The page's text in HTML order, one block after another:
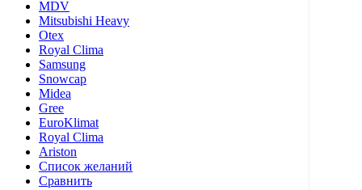
MDV
Mitsubishi Heavy
Otex
Royal Clima
Samsung
Snowcap
Midea
Gree
EuroKlimat
Royal Clima
Ariston
Список желаний
Сравнить